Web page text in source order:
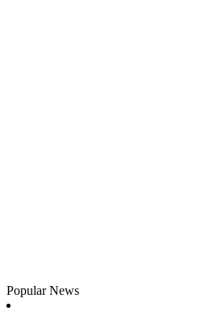
Popular News